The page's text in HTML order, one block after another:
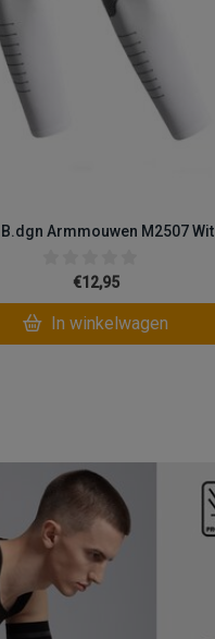
Armmouwen M2507 Wit
€12,95
In winkelwagen